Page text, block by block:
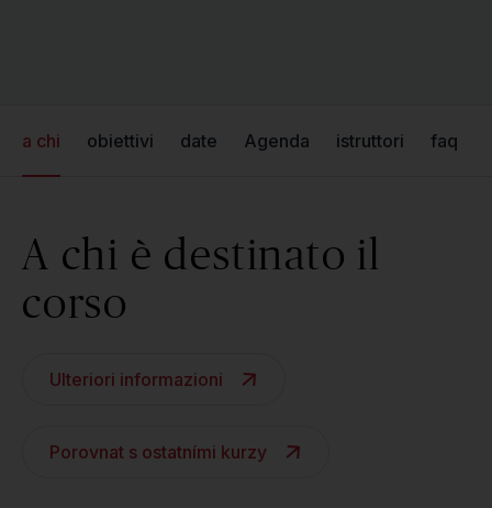
a chi obiettivi date Agenda istruttori faq
A chi è destinato il
corso
Ulteriori informazioni
Porovnat s ostatními kurzy